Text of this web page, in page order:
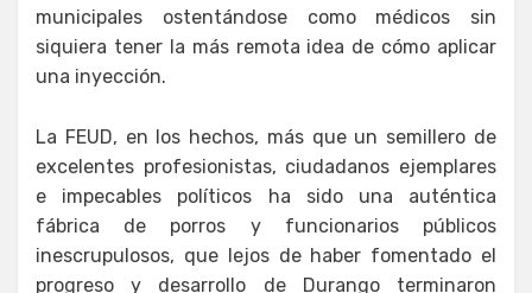
municipales ostentándose como médicos sin
siquiera tener la más remota idea de cómo aplicar
una inyección.
La FEUD, en los hechos, más que un semillero de
excelentes profesionistas, ciudadanos ejemplares
e impecables políticos ha sido una auténtica
fábrica de porros y funcionarios públicos
inescrupulosos, que lejos de haber fomentado el
progreso y desarrollo de Durango terminaron